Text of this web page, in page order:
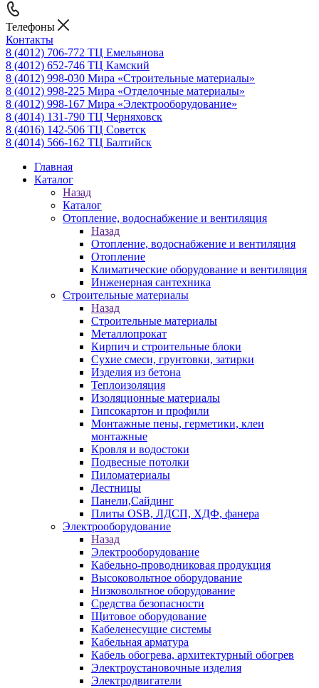
Телефоны
Контакты
8 (4012) 706-772 ТЦ Емельянова
8 (4012) 652-746 ТЦ Камский
8 (4012) 998-030 Мира «Строительные материалы»
8 (4012) 998-225 Мира «Отделочные материалы»
8 (4012) 998-167 Мира «Электрооборудование»
8 (4014) 131-790 ТЦ Черняховск
8 (4016) 142-506 ТЦ Советск
8 (4014) 566-162 ТЦ Балтийск
Главная
Каталог
Назад
Каталог
Отопление, водоснабжение и вентиляция
Назад
Отопление, водоснабжение и вентиляция
Отопление
Климатические оборудование и вентиляция
Инженерная сантехника
Строительные материалы
Назад
Строительные материалы
Металлопрокат
Кирпич и строительные блоки
Сухие смеси, грунтовки, затирки
Изделия из бетона
Теплоизоляция
Изоляционные материалы
Гипсокартон и профили
Монтажные пены, герметики, клеи
монтажные
Кровля и водостоки
Подвесные потолки
Пиломатериалы
Лестницы
Панели,Сайдинг
Плиты OSB, ЛДСП, ХДФ, фанера
Электрооборудование
Назад
Электрооборудование
Кабельно-проводниковая продукция
Высоковольтное оборудование
Низковольтное оборудование
Средства безопасности
Щитовое оборудование
Кабеленесущие системы
Кабельная арматура
Кабель обогрева, архитектурный обогрев
Электроустановочные изделия
Электродвигатели